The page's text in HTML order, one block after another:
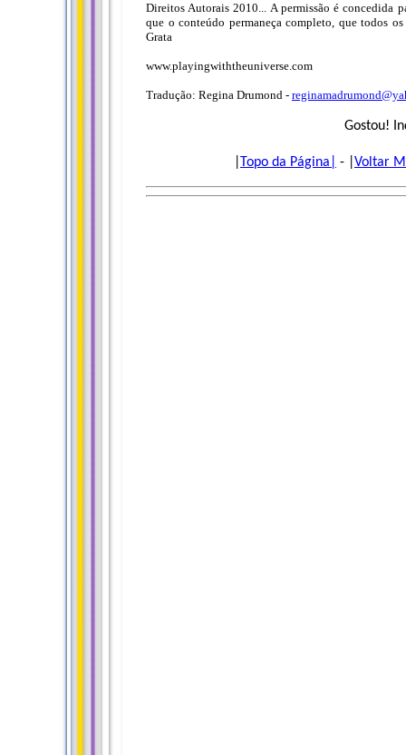
Direitos Autorais 2010... A permissão é concedida
que o conteúdo permaneça completo, que todos
Grata
www.playingwiththeuniverse.com
Tradução: Regina Drumond -
Gostou!
Topo da Página| - | Voltar